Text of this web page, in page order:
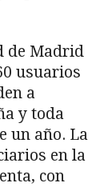
de Madrid
usuarios
a
y toda
un año. La
en la
con